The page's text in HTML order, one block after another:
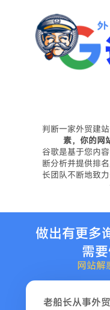
判断一家外贸建
素，你的网
谷歌是基于您内
断分析并提供排
长团队不断地致
做出有更多
需
网站解
老船长从事外